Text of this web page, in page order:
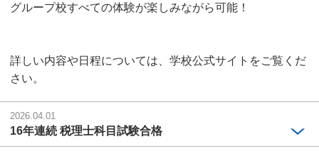
グループ校すべての体験が楽しみながら可能！
詳しい内容や日程については、学校公式サイトをご覧くだ
さい。
2026.04.01
16年連続 税理士科目試験合格